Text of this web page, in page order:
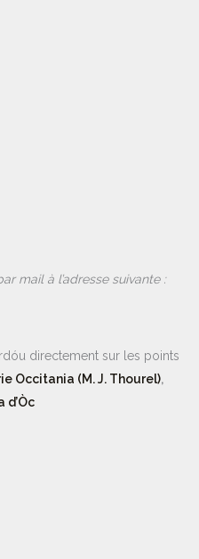
mail à l’adresse suivante :
directement sur les points
Occitania (M. J. Thourel),
d’Òc